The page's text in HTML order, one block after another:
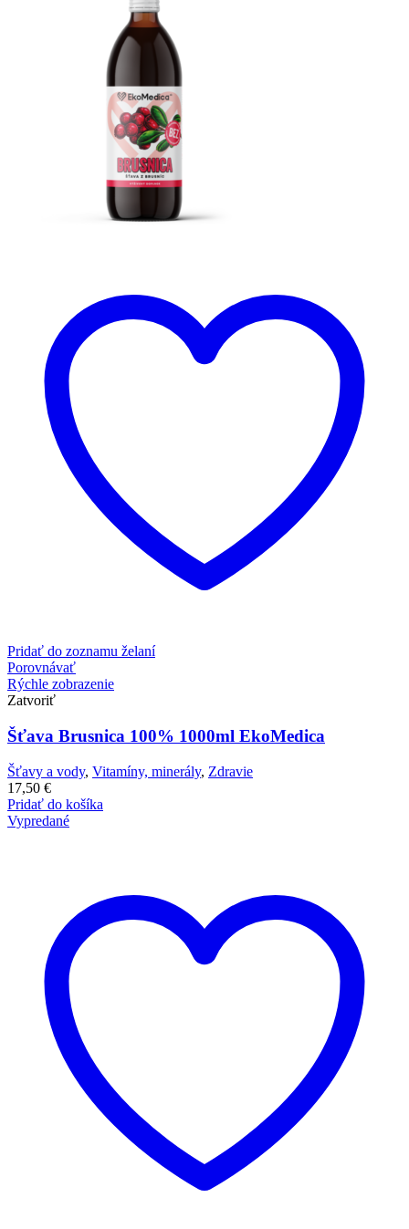
Pridať do zoznamu želaní
Porovnávať
Rýchle zobrazenie
Zatvoriť
Šťava Brusnica 100% 1000ml EkoMedica
Šťavy a vody, Vitamíny, minerály, Zdravie
17,50 €
Pridať do košíka
Vypredané